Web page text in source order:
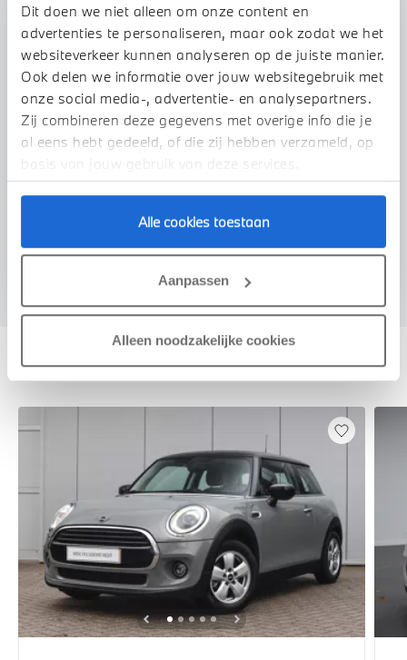
Dit doen we niet alleen om onze content en
advertenties te personaliseren, maar ook zodat we het
websiteverkeer kunnen analyseren op de juiste manier.
Ook delen we informatie over jouw websitegebruik met
onze social media-, advertentie- en analysepartners.
Zij combineren deze gegevens met overige info die je
al eens hebt gedeeld, of die zij hebben verzameld, op
basis van jouw gebruik van deze services.
Alle cookies toestaan
Aanpassen
Alleen noodzakelijke cookies
Uw auto inruilen?
Voorstel aanvragen
Deze zijn vergelijkbaar